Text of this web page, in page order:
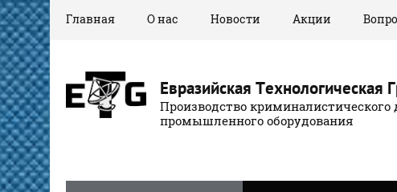
Главная О нас Новости Акции
Евразийская Технологическая
Производство криминалистического
промышленного оборудования